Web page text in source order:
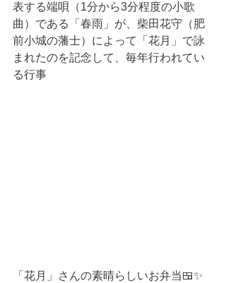
表する端唄（1分から3分程度の小歌
曲）である「春雨」が、柴田花守（肥
前小城の藩士）によって「花月」で詠
まれたのを記念して、毎年行われてい
る行事
「花月」さんの素晴らしいお弁当🍱✨